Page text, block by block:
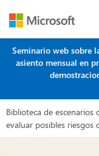
Seminario web sobre
asiento mensual en
Biblioteca de escenarios
evaluar posibles riesgos